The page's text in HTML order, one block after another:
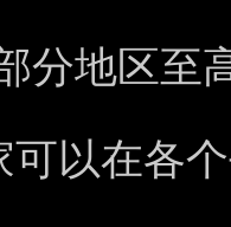
分地区至
可以在各